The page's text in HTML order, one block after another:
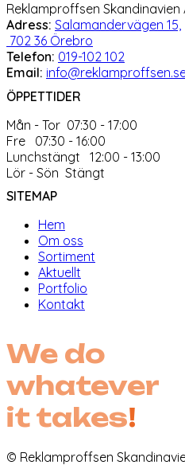
Reklamproffsen Skandinavien
Adress: Salamandervägen 15,
702 36 Örebro
Telefon: 019-102 102
Email:
ÖPPETTIDER
Mån - Tor 07:30 - 17:00
Fre 07:30 - 16:00
Lunchstängt 12:00 - 13:00
Lör - Sön Stängt
SITEMAP
Hem
Om oss
Sortiment
Aktuellt
Portfolio
Kontakt
We do
whatever
it takes!
© Reklamproffsen